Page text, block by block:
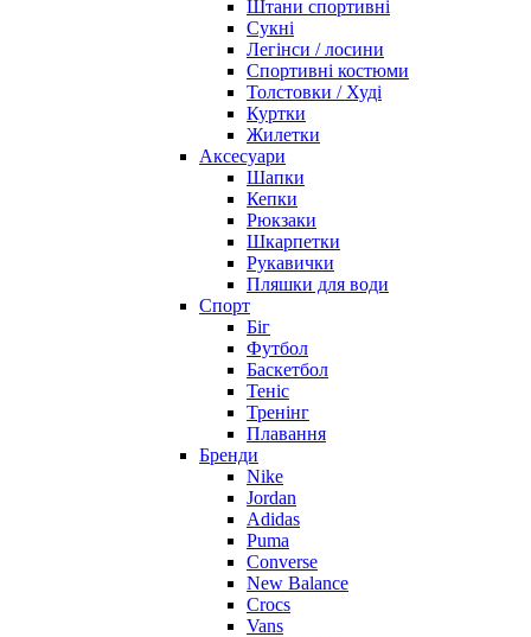
Штани спортивні
Сукні
Легінси / лосини
Спортивні костюми
Толстовки / Худі
Куртки
Жилетки
Аксесуари
Шапки
Кепки
Рюкзаки
Шкарпетки
Рукавички
Пляшки для води
Спорт
Біг
Футбол
Баскетбол
Теніс
Тренінг
Плавання
Бренди
Nike
Jordan
Adidas
Puma
Converse
New Balance
Crocs
Vans